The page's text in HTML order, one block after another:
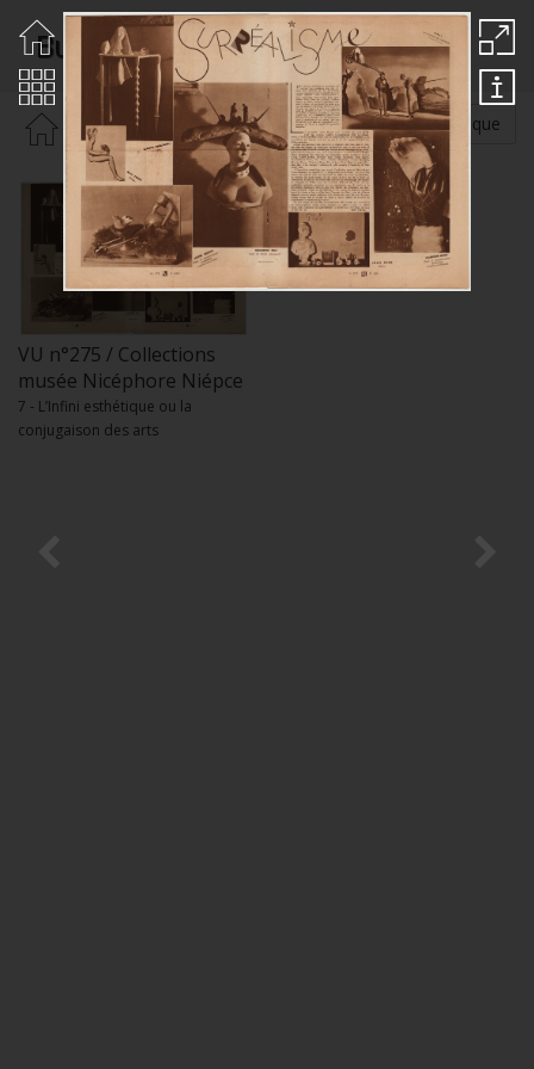
Buffotot
Rechercher par : Auteur Thématique
VU n°275 / Collections
musée Nicéphore Niépce
7 - L’Infini esthétique ou la
conjugaison des arts